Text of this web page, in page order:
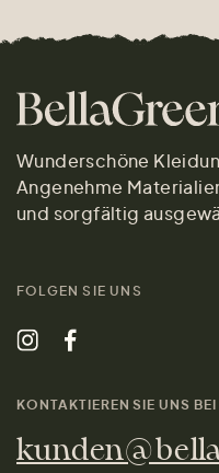
Wunderschöne
Angenehme
und sorgfältig
FOLGEN SIE UNS
KONTAKTIEREN SIE UNS